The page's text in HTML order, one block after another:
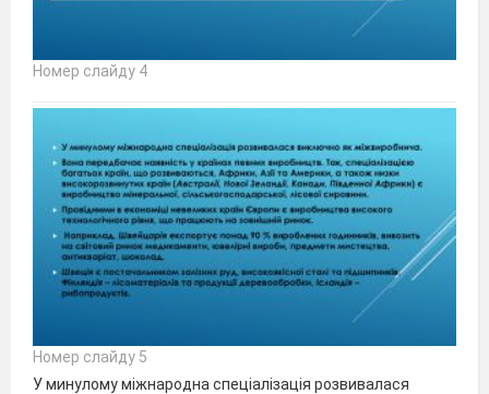
Номер слайду 4
Номер слайду 5
У минулому міжнародна спеціалізація розвивалася